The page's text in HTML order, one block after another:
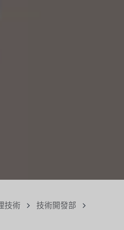
技術
技術開發部